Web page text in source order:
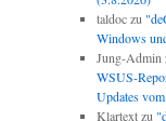
taldoczu
Windows
Jung-Admin
WSUS-
Updates
Klartextzu